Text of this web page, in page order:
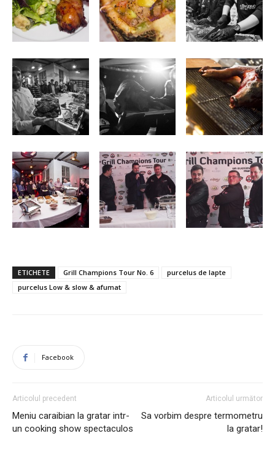
ETICHETE Grill Champions Tour No. 6
purcelus de lapte
purcelus Low & slow & afumat
Facebook
Articolul precedent
Meniu caraibian la gratar intr-
un cooking show spectaculos
Articolul următor
Sa vorbim despre termometru
la gratar!